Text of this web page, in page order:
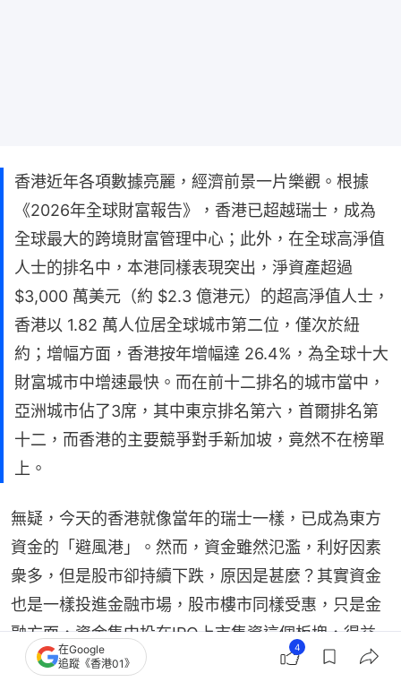
香港近年各項數據亮麗，經濟前景一片樂觀。根據
《2026年全球財富報告》，香港已超越瑞士，成為
全球最大的跨境財富管理中心；此外，在全球高淨值
人士的排名中，本港同樣表現突出，淨資產超過
$3,000 萬美元（約 $2.3 億港元）的超高淨值人士，
香港以 1.82 萬人位居全球城市第二位，僅次於紐
約；增幅方面，香港按年增幅達 26.4%，為全球十大
財富城市中增速最快。而在前十二排名的城市當中，
亞洲城市佔了3席，其中東京排名第六，首爾排名第
十二，而香港的主要競爭對手新加坡，竟然不在榜單
上。
無疑，今天的香港就像當年的瑞士一樣，已成為東方
資金的「避風港」。然而，資金雖然氾濫，利好因素
衆多，但是股市卻持續下跌，原因是甚麼？其實資金
也是一樣投進金融市場，股市樓市同樣受惠，只是金
融方面，資金集中投在IPO上市集資這個板塊，得益
的是個別股票，整體股市沒有利好上漲。反而樓市就
在Google
追蹤《香港01》
4